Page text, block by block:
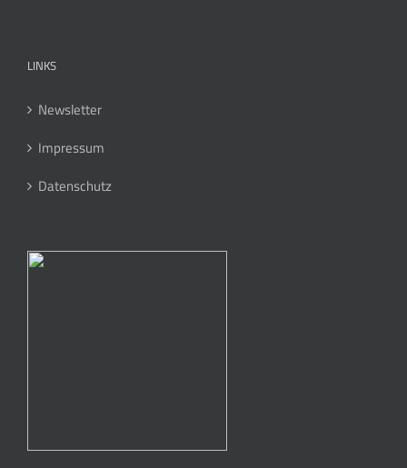
LINKS
Newsletter
Impressum
Datenschutz